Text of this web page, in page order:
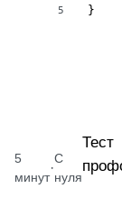
5
}
5
минут
·
С
нуля
Тест